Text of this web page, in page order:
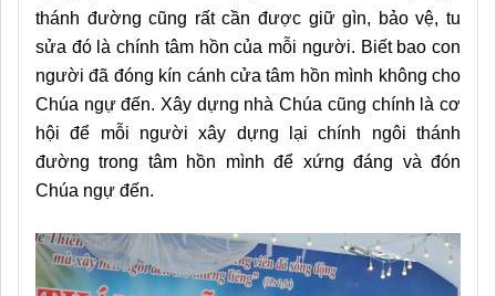
thánh đường cũng rất cần được giữ gìn, bảo vệ, tu
sửa đó là chính tâm hồn của mỗi người. Biết bao con
người đã đóng kín cánh cửa tâm hồn mình không cho
Chúa ngự đến. Xây dựng nhà Chúa cũng chính là cơ
hội để mỗi người xây dựng lại chính ngôi thánh
đường trong tâm hồn mình để xứng đáng và đón
Chúa ngự đến.